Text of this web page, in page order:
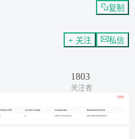
复制
+ 关注 私信
1803
关注者